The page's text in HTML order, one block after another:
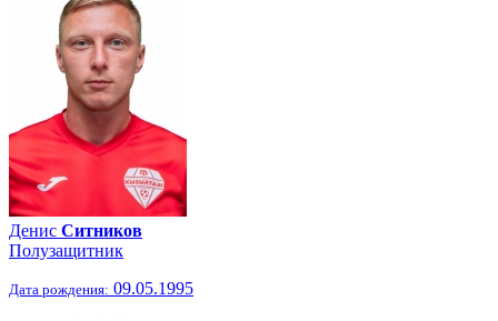
Денис Ситников
Полузащитник
Дата рождения: 09.05.1995